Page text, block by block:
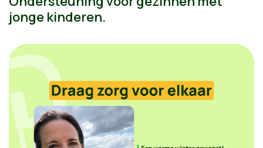
jonge kinderen.